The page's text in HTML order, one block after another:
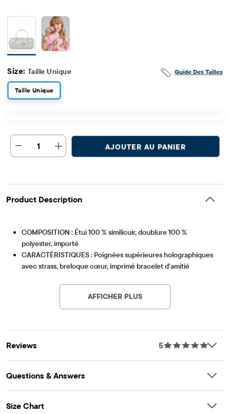
Guide Des Tailles
Size: Taille Unique
Taille Unique
1 AJOUTER AU PANIER
Product Description
COMPOSITION : Étui 100 % similicuir, doublure 100 %
polyester, importé
CARACTÉRISTIQUES : Poignées supérieures holographiques
avec strass, breloque cœur, imprimé bracelet d'amitié
AFFICHER PLUS
Reviews 5
Questions & Answers
Size Chart